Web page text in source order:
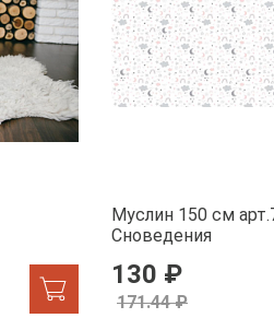
Муслин 150 см
Сноведения
130 ₽
171.44 ₽